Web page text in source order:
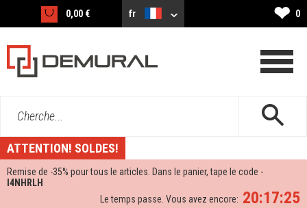
0,00 € fr ❤ 0
Cherche...
ATTENTION! SOLDES!
Remise de -35% pour tous le articles. Dans le panier, tape le code -
I4NHRLH
20:17:24
Le temps passe. Vous avez encore: